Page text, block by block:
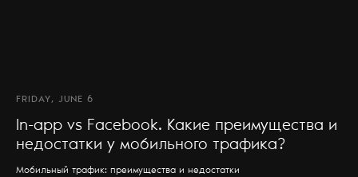
FRIDAY, JUNE 6
In-app vs Facebook. Какие преимущества и
недостатки у мобильного трафика?
Мобильный трафик: преимущества и недостатки